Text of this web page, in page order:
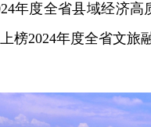
年度全省县域经济高
榜2024年度全省文旅